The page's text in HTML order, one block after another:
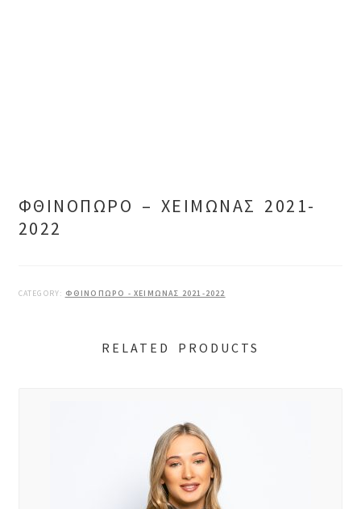
ΦΘΙΝΟΠΩΡΟ – ΧΕΙΜΩΝΑΣ 2021-
2022
CATEGORY: ΦΘΙΝΟΠΩΡΟ - ΧΕΙΜΩΝΑΣ 2021-2022
RELATED PRODUCTS